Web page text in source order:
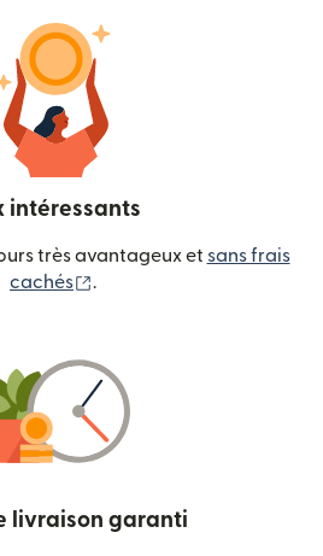
intéressants
très avantageux et sans frais
cachés
.
livraison garanti